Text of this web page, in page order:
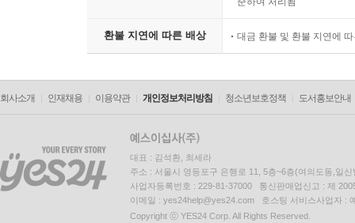
환불 지연에 따른 배상 대금 환불 및 환불 지연에
회사소개 인재채용 이용약관 개인정보처리방침 청소년보호정책 도서홍보안내
대표 : 김석환, 최세라
주소 : 서울시 영등포구 은행로 11, 5층~6층(여의도동,일신
사업자등록번호 : 229-81-37000 통신판매업신고 : 제
이메일 : yes24help@yes24.com 호스팅 서비스사업자 :
Copyright ⓒ YES24 Corp. All Rights Reserved.